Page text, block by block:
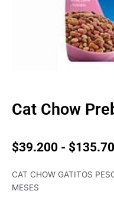
Cat Chow
$39.200 - $
CAT CHOW GATITOS
MESES